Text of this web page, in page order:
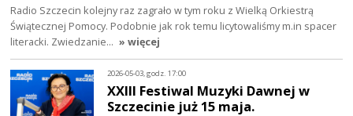
Radio Szczecin kolejny raz zagrało w tym roku z Wielką Orkiestrą
Świątecznej Pomocy. Podobnie jak rok temu licytowaliśmy m.in spacer
literacki. Zwiedzanie… » więcej
2026-05-03, godz. 17:00
XXIII Festiwal Muzyki Dawnej w
Szczecinie już 15 maja.